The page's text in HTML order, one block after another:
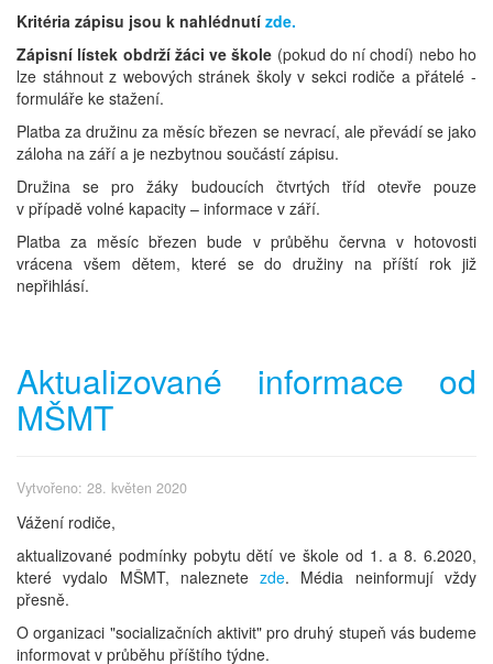
Kritéria zápisu jsou k nahlédnutí zde.
Zápisní lístek obdrží žáci ve škole (pokud do ní chodí) nebo ho
lze stáhnout z webových stránek školy v sekci rodiče a přátelé -
formuláře ke stažení.
Platba za družinu za měsíc březen se nevrací, ale převádí se jako
záloha na září a je nezbytnou součástí zápisu.
Družina se pro žáky budoucích čtvrtých tříd otevře pouze
v případě volné kapacity – informace v září.
Platba za měsíc březen bude v průběhu června v hotovosti
vrácena všem dětem, které se do družiny na příští rok již
nepřihlásí.
Aktualizované informace od
MŠMT
Vytvořeno: 28. květen 2020
Vážení rodiče,
aktualizované podmínky pobytu dětí ve škole od 1. a 8. 6.2020,
které vydalo MŠMT, naleznetezde. Média neinformují vždy
přesně.
O organizaci "socializačních aktivit" pro druhý stupeň vás budeme
informovat v průběhu příštího týdne.